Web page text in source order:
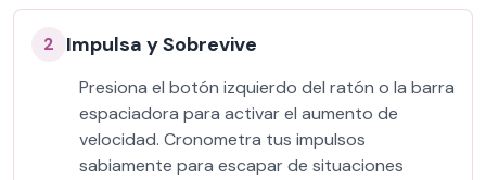
2 Impulsa y Sobrevive
Presiona el botón izquierdo del ratón o la barra
espaciadora para activar el aumento de
velocidad. Cronometra tus impulsos
sabiamente para escapar de situaciones